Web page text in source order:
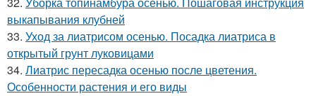
выкапывания клубней
33. Уход за лиатрисом осенью. Посадка лиатриса в
открытый грунт луковицами
34. Лиатрис пересадка осенью после цветения.
Особенности растения и его виды